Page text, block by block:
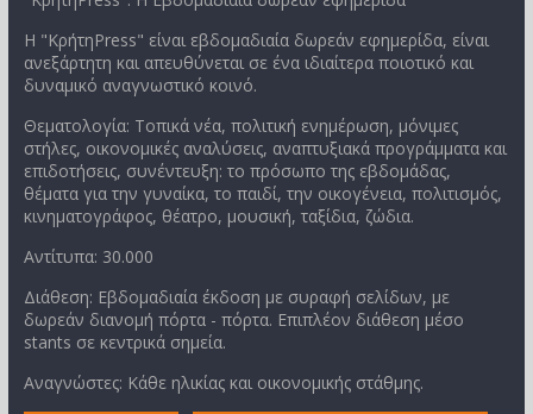
Η "ΚρήτηPress" είναι εβδομαδιαία δωρεάν εφημερίδα, είναι
ανεξάρτητη και απευθύνεται σε ένα ιδιαίτερα ποιοτικό και
δυναμικό αναγνωστικό κοινό.
Θεματολογία: Τοπικά νέα, πολιτική ενημέρωση, μόνιμες
στήλες, οικονομικές αναλύσεις, αναπτυξιακά προγράμματα και
επιδοτήσεις, συνέντευξη: το πρόσωπο της εβδομάδας,
θέματα για την γυναίκα, το παιδί, την οικογένεια, πολιτισμός,
κινηματογράφος, θέατρο, μουσική, ταξίδια, ζώδια.
Αντίτυπα: 30.000
Διάθεση: Εβδομαδιαία έκδοση με συραφή σελίδων, με
δωρεάν διανομή πόρτα - πόρτα. Επιπλέον διάθεση μέσο
stants σε κεντρικά σημεία.
Αναγνώστες: Κάθε ηλικίας και οικονομικής στάθμης.